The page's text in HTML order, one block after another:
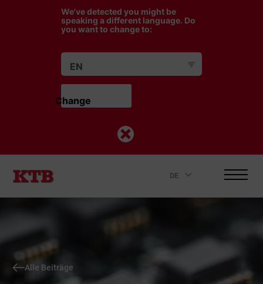
We've detected you might be
speaking a different language. Do
you want to change to:
EN
Change
DE .
Alle Beiträge